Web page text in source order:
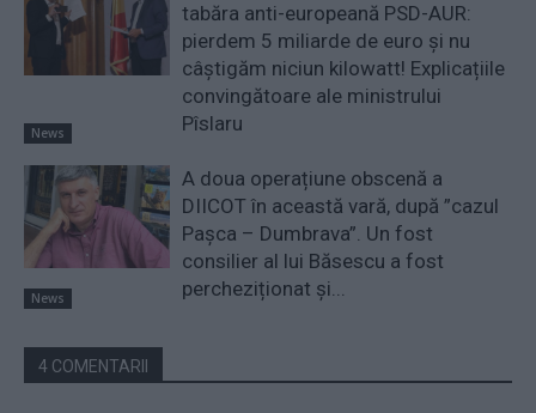
News
tabăra anti-europeană PSD-AUR:
pierdem 5 miliarde de euro și nu
câștigăm niciun kilowatt! Explicațiile
convingătoare ale ministrului
Pîslaru
News
A doua operațiune obscenă a
DIICOT în această vară, după ”cazul
Pașca – Dumbrava”. Un fost
consilier al lui Băsescu a fost
percheziționat și...
4 COMENTARII